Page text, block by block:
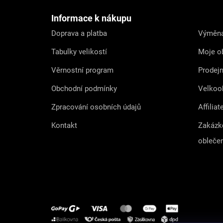
Informace k nákupu
Doprava a platba
Tabulky velikostí
Věrnostní program
Obchodní podmínky
Zpracování osobních údajů
Kontakt
Moje